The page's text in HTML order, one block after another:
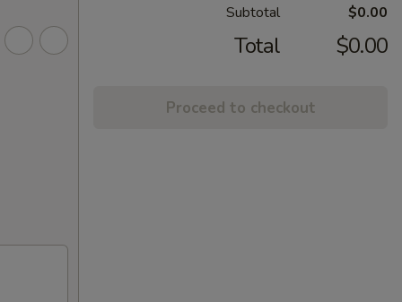
Subtotal $0.00
Total $0.00
Proceed to checkout